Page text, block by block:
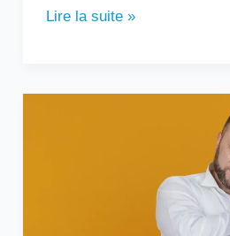
Lire la suite »